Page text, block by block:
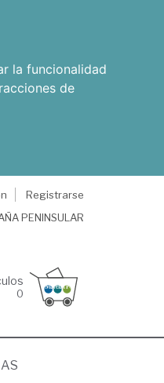
la funcionalidad
de
Registrarse
PENINSULAR
0